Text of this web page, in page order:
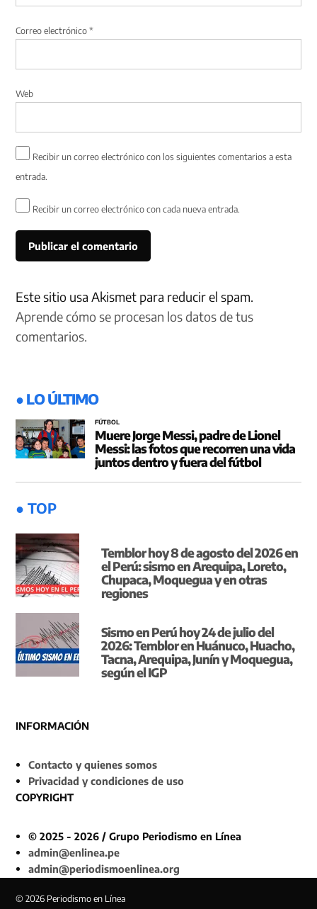
Correo electrónico*
Web
Recibir un correo electrónico con los siguientes comentarios a esta
entrada.
Recibir un correo electrónico con cada nueva entrada.
Este sitio usa Akismet para reducir el spam.
Aprende cómo se procesan los datos de tus
comentarios.
● LO ÚLTIMO
FÚTBOL
Muere Jorge Messi, padre de Lionel
Messi: las fotos que recorren una vida
juntos dentro y fuera del fútbol
● TOP
Temblor hoy 8 de agosto del 2026 en
el Perú: sismo en Arequipa, Loreto,
Chupaca, Moquegua y en otras
regiones
Sismo en Perú hoy 24 de julio del
2026: Temblor en Huánuco, Huacho,
Tacna, Arequipa, Junín y Moquegua,
según el IGP
INFORMACIÓN
Contacto y quienes somos
Privacidad y condiciones de uso
COPYRIGHT
© 2025 - 2026 / Grupo Periodismo en Línea
admin@enlinea.pe
admin@periodismoenlinea.org
© 2026 Periodismo en Línea